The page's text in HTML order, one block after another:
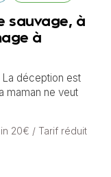
sauvage, à
à
La déception est
maman ne veut
20€ / Tarif réduit